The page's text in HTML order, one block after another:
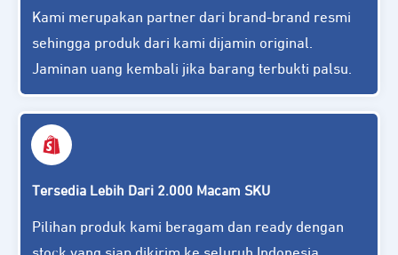
Kami merupakan partner dari brand-brand resmi
sehingga produk dari kami dijamin original.
Jaminan uang kembali jika barang terbukti palsu.
Tersedia Lebih Dari 2.000 Macam SKU
Pilihan produk kami beragam dan ready dengan